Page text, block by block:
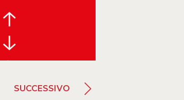
SUCCESSIVO